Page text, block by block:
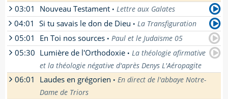
Comme chaque vendredi, à cette heure de la
nuit, nous allons veiller, veiller et prier. En
compagnie du père Denis, nous allons
adorer le Seigneur. Sur Radio-Espérance,
c'est "Veilleurs dans la nuit".
[En savoir plus]
03:01 Nouveau Testament • Lettre aux Galates
[En savoir plus]
04:01 Si tu savais le don de Dieu • La Transfiguration
par Tristan Rivière- La Transfiguration par
Tristan Rivière au congrès Adoratio à Notre-
Dame du Laus
[En savoir plus]
05:01 En Toi nos sources • Paul et le Judaïsme 05
parJean-Marie Allafort - La réécoute n'est pas
encore disponible pour cette émission.
[En savoir plus]
05:30 Lumière de l'Orthodoxie • La théologie afirmative
et la théologie négative d'après Denys L'Aéropagite
parBertrand Vergely- La réécoute n'est pas
encore disponible pour cette émission.
06:01 Laudes en grégorien • En direct de l'abbaye Notre-
Dame de Triors